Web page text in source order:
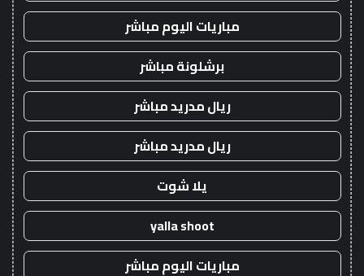
مباريات اليوم مباشر
برشلونة مباشر
ريال مدريد مباشر
ريال مدريد مباشر
يلا شوت
yalla shoot
مباريات اليوم مباشر